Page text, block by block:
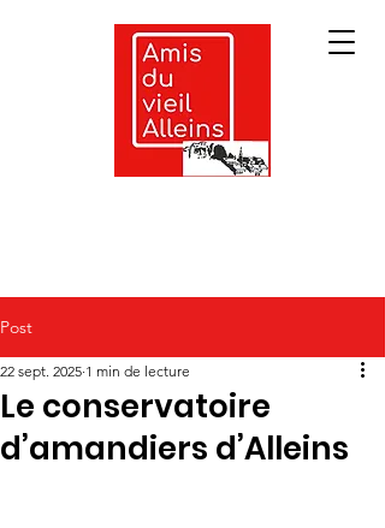
Post
Le conservatoire
d’amandiers d’Alleins
22 sept. 2025 1 min de lecture